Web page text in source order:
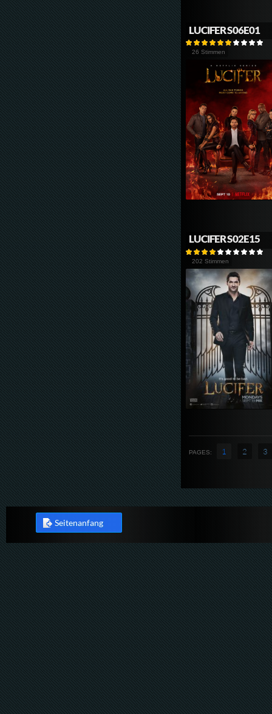
LUCIFER S06E01
26 Stimmen
LUCIFER S02E15
202 Stimmen
PAGES: 1 2 3
Seitenanfang